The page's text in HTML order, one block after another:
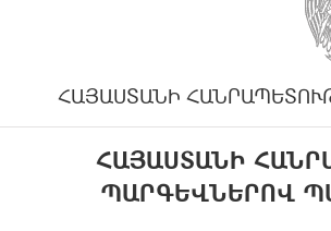
ՀԱՅԱՍՏԱՆԻ
ՀԱՅԱՍՏԱՆԻ
ՊԱՐԳԵՎՆԵՐՈՎ